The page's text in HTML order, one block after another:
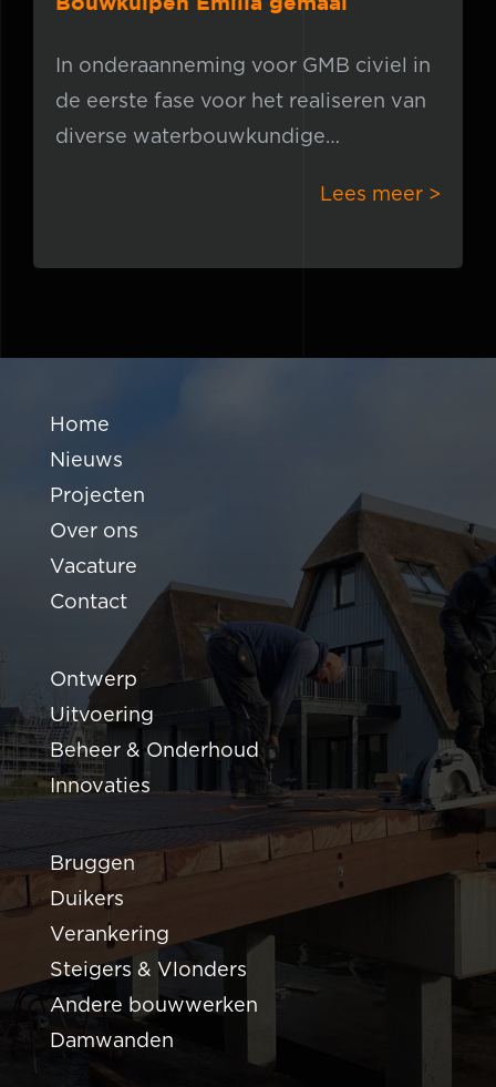
Bouwkuipen Emilia gemaal
In onderaanneming voor GMB civiel in
de eerste fase voor het realiseren van
diverse waterbouwkundige
Lees meer >
Home
Nieuws
Projecten
Over ons
Vacature
Contact
Ontwerp
Uitvoering
Beheer & Onderhoud
Innovaties
Bruggen
Duikers
Verankering
Steigers & Vlonders
Andere bouwwerken
Damwanden